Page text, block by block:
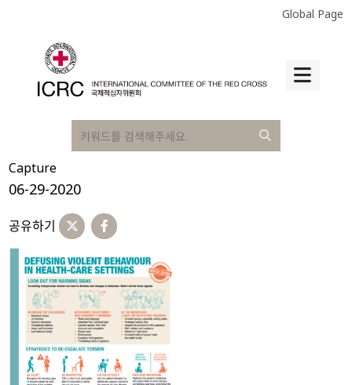
Global Page
Capture
06-29-2020
공유하기